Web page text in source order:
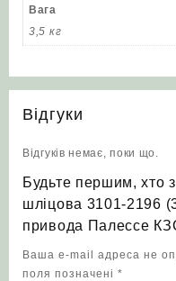
Вага
3,5 кг
Відгуки
Відгуків немає, поки що.
Будьте першим, хто
шліцова 3101-2196
привода Палессе
Ваша e-mail адреса не
поля позначені *